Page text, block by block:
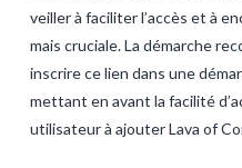
veiller à faciliter l’accès et à
mais cruciale. La démarche
inscrire ce lien dans une
mettant en avant la facilité
utilisateur à ajouter Lava of